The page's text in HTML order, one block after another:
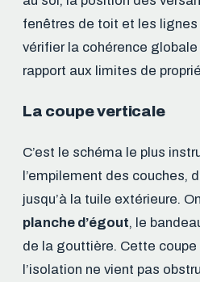
fenêtres de toit et les
vérifier la cohérence
rapport aux limites de
La coupe verticale
C’est le schéma le plus
l’empilement des couches,
jusqu’à la tuile extérieure.
planche d’égout, le
de la gouttière. Cette
l’isolation ne vient pas